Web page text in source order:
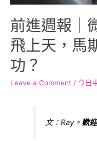
前進週報｜
飛上天，馬
功？
Leave a Comment / 今日
文：Ray。 歡